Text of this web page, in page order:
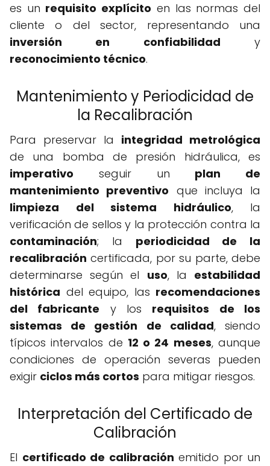
es un requisito explícito en las normas del
cliente o del sector, representando una
inversión en confiabilidad y
reconocimiento técnico.
Mantenimiento y Periodicidad de
la Recalibración
Para preservar la integridad metrológica
de una bomba de presión hidráulica, es
imperativo seguir un plan de
mantenimiento preventivo que incluya la
limpieza del sistema hidráulico, la
verificación de sellos y la protección contra la
contaminación; la periodicidad de la
recalibración certificada, por su parte, debe
determinarse según el uso, la estabilidad
histórica del equipo, las recomendaciones
del fabricante y los requisitos de los
sistemas de gestión de calidad, siendo
típicos intervalos de 12 o 24 meses, aunque
condiciones de operación severas pueden
exigir ciclos más cortos para mitigar riesgos.
Interpretación del Certificado de
Calibración
El certificado de calibración emitido por un